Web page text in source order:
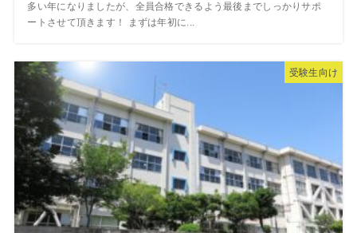
多い年になりましたが、全員合格できるよう最後までしっかりサポ
ートさせて頂きます！ まずは年初に...
受験生向け